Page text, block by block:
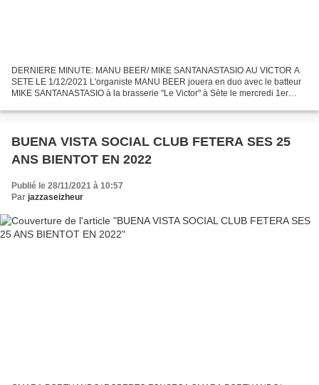
DERNIERE MINUTE: MANU BEER/ MIKE SANTANASTASIO AU VICTOR A
SETE LE 1/12/2021 L'organiste MANU BEER jouera en duo avec le batteur
MIKE SANTANASTASIO à la brasserie "Le Victor" à Sète le mercredi 1er
BUENA VISTA SOCIAL CLUB FETERA SES 25
ANS BIENTOT EN 2022
Publié le 28/11/2021 à 10:57
Par jazzaseizheur